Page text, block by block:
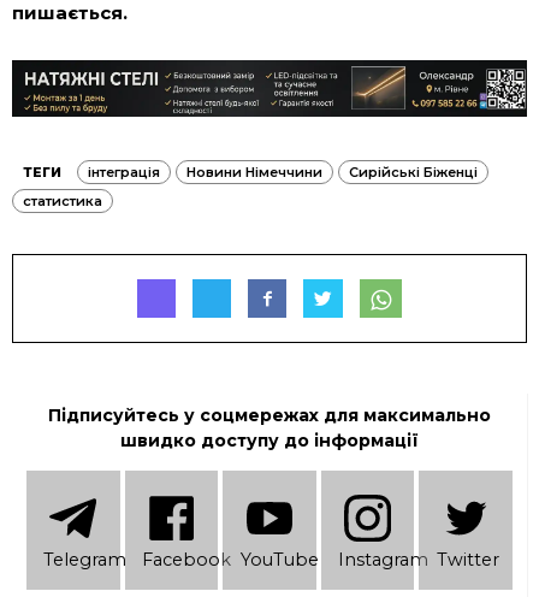
пишається.
ТЕГИ інтеграція Новини Німеччини
Сирійські Біженці
статистика
Підписуйтесь у соцмережах для максимально
швидко доступу до інформації
Telеgram Facebook YouTube Instagram Twitter